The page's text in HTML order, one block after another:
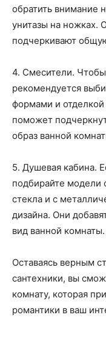
обратить внимание
унитазы на ножках.
подчеркивают
4. Смесители. Чтобы
рекомендуется
формами и
поможет
образ ванной
5. Душевая кабина.
подбирайте модели
стекла и с
дизайна. Они
вид ванной комнаты.
Оставаясь верным
сантехники, вы
комнату, которая
романтики в ваш